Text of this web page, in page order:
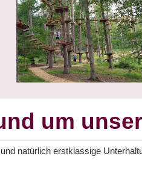
um
natürlich erstklassige